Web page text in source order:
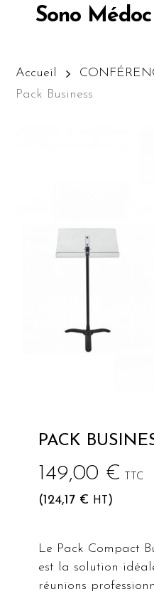
content
Sono Médoc
Accueil
Pack Business
PACK
149,00 € TTC
(124,17 € HT )
Le Pack Compact
est la solution
réunions